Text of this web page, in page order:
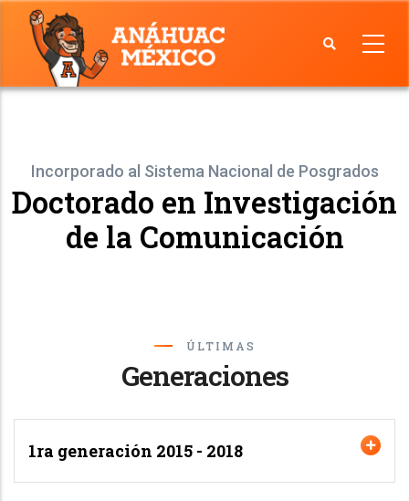
Skip
content
Facultad
Incorporado al Sistema Nacional de Posgrados
Doctorado en Investigación
de la Comunicación
ÚLTIMAS
Generaciones
1ra generación 2015 - 2018